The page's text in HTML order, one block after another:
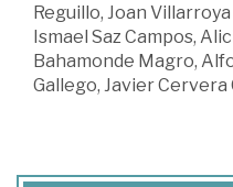
Reguillo, Joan
Ismael Saz Campos,
Bahamonde Magro,
Gallego, Javier Cervera